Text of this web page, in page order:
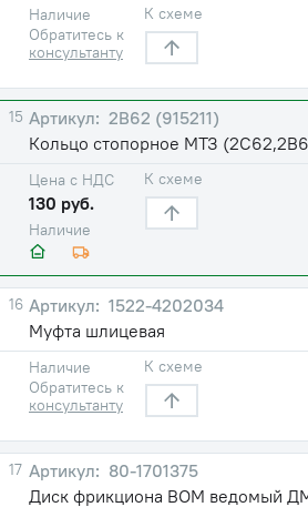
Наличие
Обратитесь к
консультанту
К схеме
15
2В62 (915211)
Кольцо стопорное МТЗ
Наличие
Цена с НДС
130 руб.
К схеме
16
1522-4202034
Муфта шлицевая
Наличие
Обратитесь к
консультанту
К схеме
17
80-1701375
Диск фрикциона ВОМ ведомый